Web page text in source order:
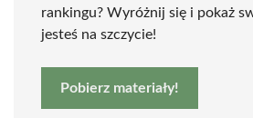
rankingu? Wyróżnij się i pokaż
jesteś na szczycie!
Pobierz materiały!